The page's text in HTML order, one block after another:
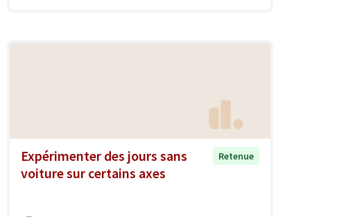
Expérimenter des jours sans
voiture sur certains axes
Retenue